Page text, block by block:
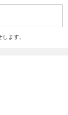
ます。